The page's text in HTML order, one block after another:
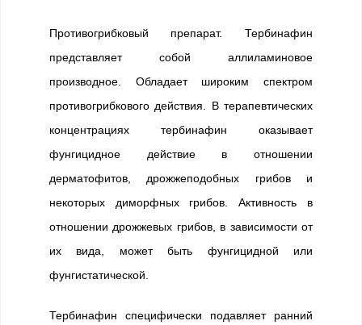
Противогрибковый препарат. Тербинафин
представляет собой аллиламиновое
производное. Обладает широким спектром
противогрибкового действия. В терапевтических
концентрациях тербинафин оказывает
фунгицидное действие в отношении
дерматофитов, дрожжеподобных грибов и
некоторых диморфных грибов. Активность в
отношении дрожжевых грибов, в зависимости от
их вида, может быть фунгицидной или
фунгистатической.
Тербинафин специфически подавляет ранний